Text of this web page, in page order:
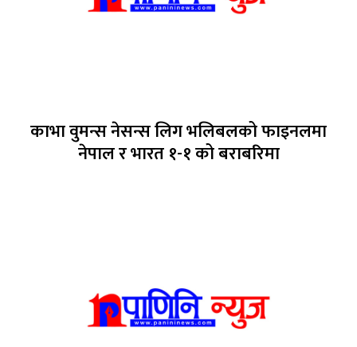
काभा वुमन्स नेसन्स लिग भलिबलको फाइनलमा
नेपाल र भारत १-१ को बराबरिमा